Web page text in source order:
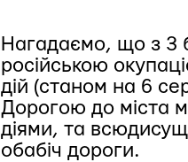
Нагадаємо, що з 3
російською
дій (станом на 6
Дорогою до міста
діями, та
обабіч дороги.